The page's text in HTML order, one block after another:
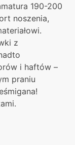
190-200
noszenia,
z
i haftów –
praniu